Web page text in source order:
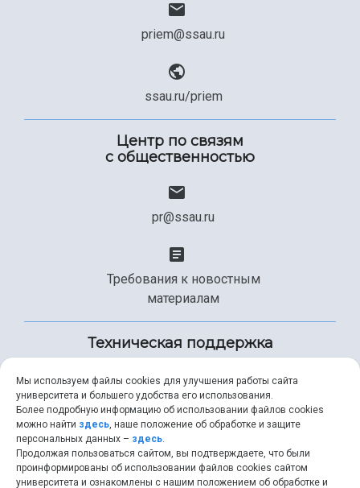
priem@ssau.ru
ssau.ru/priem
Центр по связям
с общественностью
pr@ssau.ru
Требования к новостным
материалам
Техническая поддержка
+7 (846) 267-49-99
help@ssau.ru
Мы используем файлы cookies для улучшения работы сайта
университета и большего удобства его использования.
Более подробную информацию об использовании файлов cookies
можно найти здесь, наше положение об обработке и защите
персональных данных – здесь.
Продолжая пользоваться сайтом, вы подтверждаете, что были
проинформированы об использовании файлов cookies сайтом
университета и ознакомлены с нашим положением об обработке и